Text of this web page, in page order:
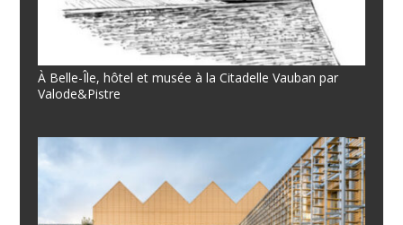
À Belle-Île, hôtel et musée à la Citadelle Vauban par
Valode&Pistre